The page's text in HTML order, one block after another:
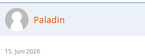
nach einer finanziellen Grenze zu fragen.
Paladin
15. Juni 2026